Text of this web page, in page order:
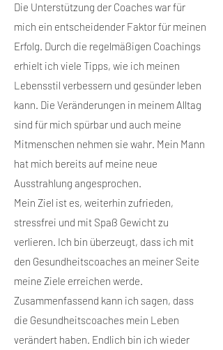
Die Unterstützung der Coaches war für
mich ein entscheidender Faktor für meinen
Erfolg. Durch die regelmäßigen Coachings
erhielt ich viele Tipps, wie ich meinen
Lebensstil verbessern und gesünder leben
kann. Die Veränderungen in meinem Alltag
sind für mich spürbar und auch meine
Mitmenschen nehmen sie wahr. Mein Mann
hat mich bereits auf meine neue
Ausstrahlung angesprochen.
Mein Ziel ist es, weiterhin zufrieden,
stressfrei und mit Spaß Gewicht zu
verlieren. Ich bin überzeugt, dass ich mit
den Gesundheitscoaches an meiner Seite
meine Ziele erreichen werde.
Zusammenfassend kann ich sagen, dass
die Gesundheitscoaches mein Leben
verändert haben. Endlich bin ich wieder